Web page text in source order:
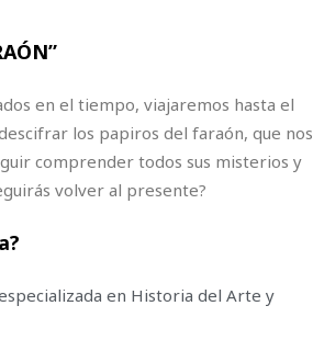
en el tiempo, viajaremos hasta el
los papiros del faraón, que nos
comprender todos sus misterios y
volver al presente?
en Historia del Arte y